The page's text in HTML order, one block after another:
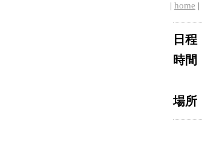
| home |
日程
時間
場所